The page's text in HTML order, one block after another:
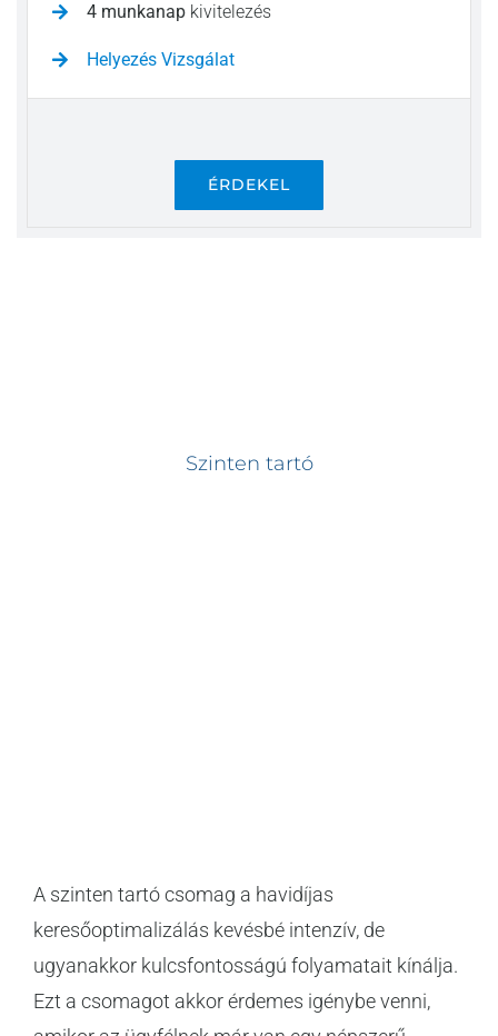
4 munkanap kivitelezés
Helyezés Vizsgálat
ÉRDEKEL
Szinten tartó
A szinten tartó csomag a havidíjas
keresőoptimalizálás kevésbé intenzív, de
ugyanakkor kulcsfontosságú folyamatait kínálja.
Ezt a csomagot akkor érdemes igénybe venni,